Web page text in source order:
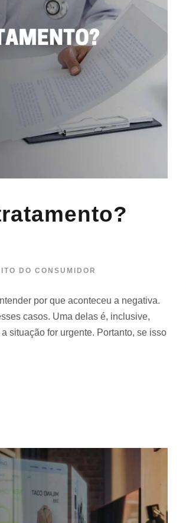
DO CONSUMIDOR
por que aconteceu a negativa.
casos. Uma delas é, inclusive,
situação for urgente. Portanto, se isso